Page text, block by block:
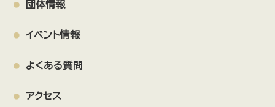
団体情報
イベント情報
よくある質問
アクセス